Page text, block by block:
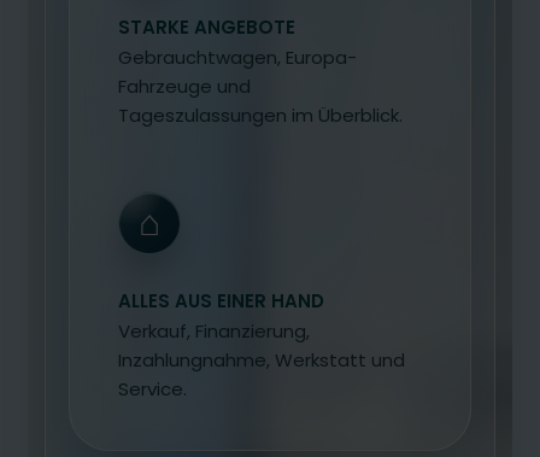
STARKE ANGEBOTE
Gebrauchtwagen, Europa-
Fahrzeuge und
Tageszulassungen im Überblick.
⌂
ALLES AUS EINER HAND
Verkauf, Finanzierung,
Inzahlungnahme, Werkstatt und
Service.